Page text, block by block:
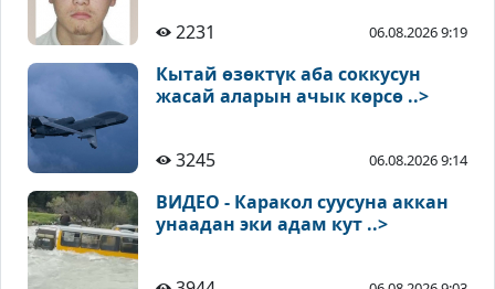
2231
06.08.2026 9:19
Кытай өзөктүк аба соккусун
жасай аларын ачык көрсө ..>
3245 06.08.2026 9:14
ВИДЕО - Каракол суусуна аккан
унаадан эки адам кут ..>